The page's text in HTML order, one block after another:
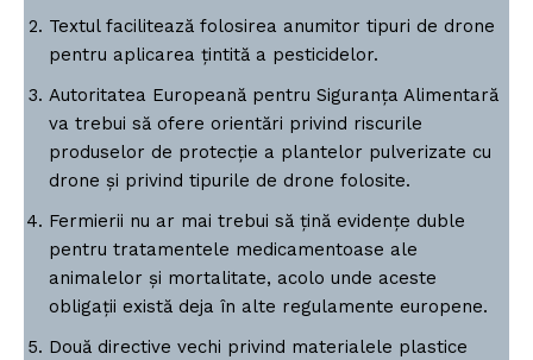
Textul facilitează folosirea anumitor tipuri de drone
pentru aplicarea țintită a pesticidelor.
Autoritatea Europeană pentru Siguranța Alimentară
va trebui să ofere orientări privind riscurile
produselor de protecție a plantelor pulverizate cu
drone și privind tipurile de drone folosite.
Fermierii nu ar mai trebui să țină evidențe duble
pentru tratamentele medicamentoase ale
animalelor și mortalitate, acolo unde aceste
obligații există deja în alte regulamente europene.
Două directive vechi privind materialele plastice